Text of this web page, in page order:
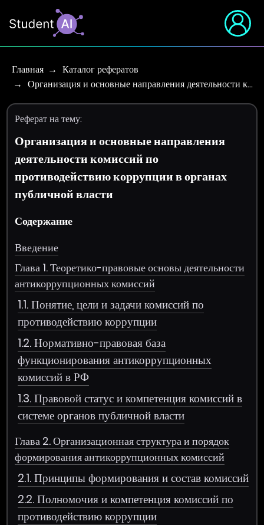
Главная
Каталог рефератов
Организация и основные направления деятельности к…
Реферат на тему:
Организация и основные направления
деятельности комиссий по
противодействию коррупции в органах
публичной власти
Содержание
Введение
Глава 1. Теоретико-правовые основы деятельности
антикоррупционных комиссий
1.1. Понятие, цели и задачи комиссий по
противодействию коррупции
1.2. Нормативно-правовая база
функционирования антикоррупционных
комиссий в РФ
1.3. Правовой статус и компетенция комиссий в
системе органов публичной власти
Глава 2. Организационная структура и порядок
формирования антикоррупционных комиссий
2.1. Принципы формирования и состав комиссий
2.2. Полномочия и компетенция комиссий по
противодействию коррупции